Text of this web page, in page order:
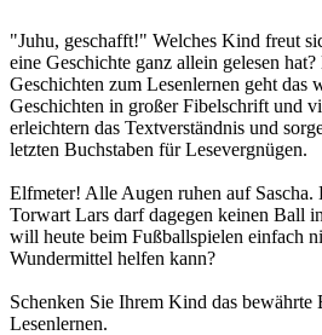
"Juhu, geschafft!" Welches Kind freut
eine Geschichte ganz allein gelesen
Geschichten zum Lesenlernen geht das
Geschichten in großer Fibelschrift und
erleichtern das Textverständnis und
letzten Buchstaben für Lesevergnügen.
Elfmeter! Alle Augen ruhen auf Sascha.
Torwart Lars darf dagegen keinen Ball
will heute beim Fußballspielen einfach
Wundermittel helfen kann?
Schenken Sie Ihrem Kind das bewährte
Lesenlernen.